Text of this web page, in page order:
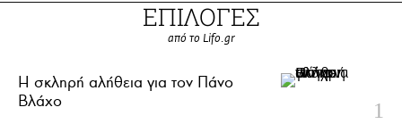
ΕΠΙΛΟΓΕΣ
από το Lifo.gr
H σκληρή αλήθεια για τον Πάνο
Βλάχο